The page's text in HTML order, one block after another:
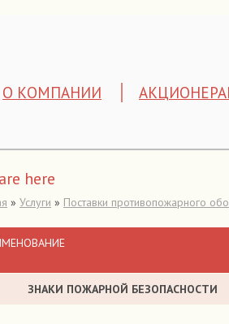
О КОМПАНИИ
here
» Услуги » Поставки противопожарного
г.
ЗНАКИ ПОЖАРНОЙ БЕЗОПАСНОСТИ